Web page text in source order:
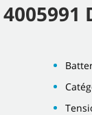
4005991